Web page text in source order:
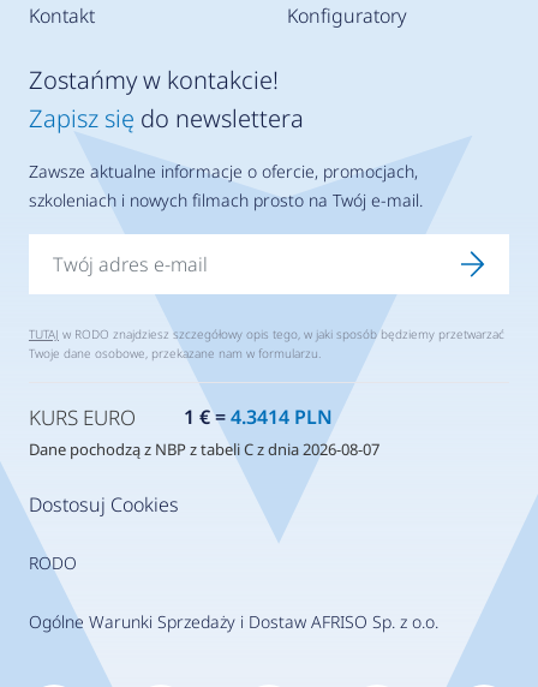
Kontakt Konfiguratory
Dostosuj Cookies
RODO
Ogólne Warunki Sprzedaży i Dostaw AFRISO Sp. z o.o.
Zostańmy w kontakcie!
Zapisz się do newslettera
Zawsze aktualne informacje o ofercie, promocjach,
szkoleniach i nowych filmach prosto na Twój e-mail.
TUTAJ w RODO znajdziesz szczegółowy opis tego, w jaki sposób będziemy przetwarzać
Twoje dane osobowe, przekazane nam w formularzu.
KURS EURO 1 € =4.3414 PLN
Dane pochodzą z NBP z tabeli C z dnia 2026-08-07